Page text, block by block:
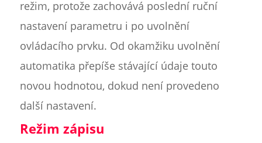
režim, protože zachovává poslední ruční
nastavení parametru i po uvolnění
ovládacího prvku. Od okamžiku uvolnění
automatika přepíše stávající údaje touto
novou hodnotou, dokud není provedeno
další nastavení.
Režim zápisu